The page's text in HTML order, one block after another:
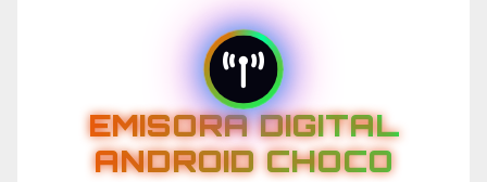
EMISORA DIGITAL
ANDROID CHOCO